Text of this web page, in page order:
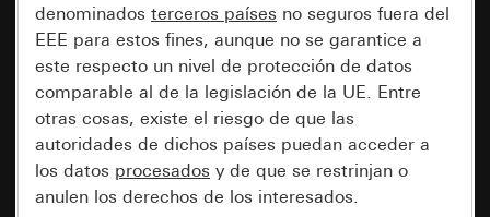
denominados terceros países no seguros fuera del
EEE para estos fines, aunque no se garantice a
este respecto un nivel de protección de datos
comparable al de la legislación de la UE. Entre
otras cosas, existe el riesgo de que las
autoridades de dichos países puedan acceder a
los datos procesados y de que se restrinjan o
anulen los derechos de los interesados.